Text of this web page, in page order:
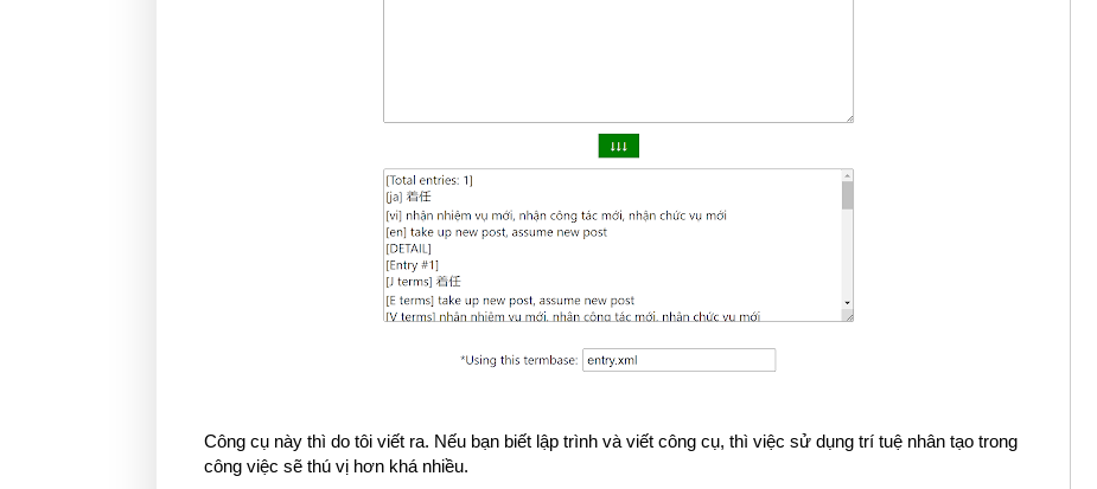
Công cụ này thì do tôi viết ra. Nếu bạn biết lập trình và viết công cụ, thì việc sử dụng trí tuệ nhân tạo trong
công việc sẽ thú vị hơn khá nhiều.